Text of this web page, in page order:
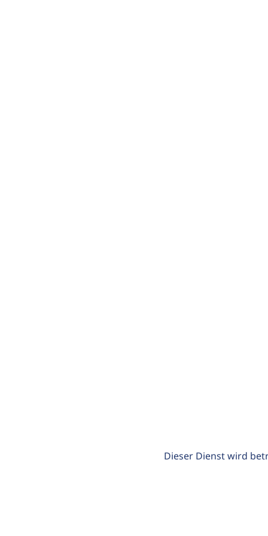
Dieser Dienst wird